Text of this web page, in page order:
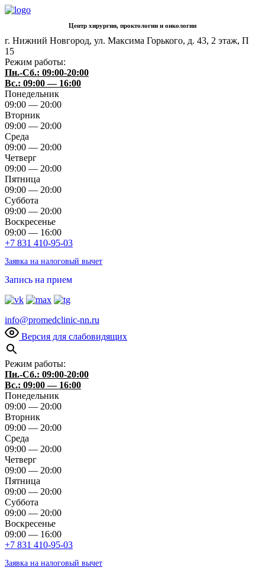
Центр хирургии, проктологии и онкологии
г. Нижний Новгород, ул. Максима Горького, д. 43, 2 этаж, П
15
Режим работы:
Пн.-Сб.: 09:00-20:00
Вс.: 09:00 — 16:00
Понедельник
09:00 — 20:00
Вторник
09:00 — 20:00
Среда
09:00 — 20:00
Четверг
09:00 — 20:00
Пятница
09:00 — 20:00
Суббота
09:00 — 20:00
Воскресенье
09:00 — 16:00
+7 831 410-95-03
Заявка на налоговый вычет
Запись на прием
info@promedclinic-nn.ru
Версия для слабовидящих
Режим работы:
Пн.-Сб.: 09:00-20:00
Вс.: 09:00 — 16:00
Понедельник
09:00 — 20:00
Вторник
09:00 — 20:00
Среда
09:00 — 20:00
Четверг
09:00 — 20:00
Пятница
09:00 — 20:00
Суббота
09:00 — 20:00
Воскресенье
09:00 — 16:00
+7 831 410-95-03
Заявка на налоговый вычет